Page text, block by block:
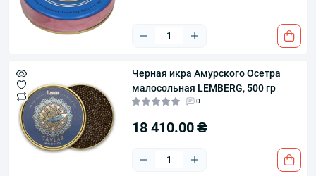
Черная икра Амурского Осетра
малосольная LEMBERG, 500 гр
0
18 410.00 ₴